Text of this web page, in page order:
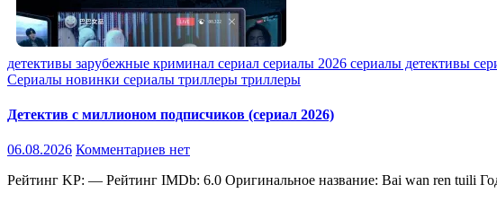
детективы зарубежные криминал сериал сериалы 2026 сериалы детективы
Сериалы новинки сериалы триллеры триллеры
Детектив с миллионом подписчиков (сериал 2026)
06.08.2026 Комментариев нет
Рейтинг KP: — Рейтинг IMDb: 6.0 Оригинальное название: Bai wan ren tuili